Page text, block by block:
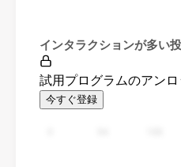
インタラクションが多い
試用プログラムのアンロ
今すぐ登録